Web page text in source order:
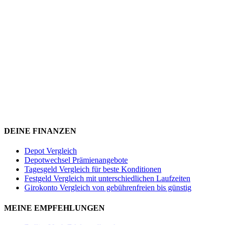
DEINE FINANZEN
Depot Vergleich
Depotwechsel Prämienangebote
Tagesgeld Vergleich für beste Konditionen
Festgeld Vergleich mit unterschiedlichen Laufzeiten
Girokonto Vergleich von gebührenfreien bis günstig
MEINE EMPFEHLUNGEN